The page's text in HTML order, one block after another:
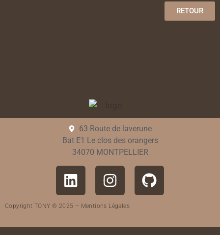
RETOUR
63 Route de laverune
Bat E1 Le clos des orangers
34070 MONTPELLIER
Copyright TONY ® 2025 – Mentions Légales